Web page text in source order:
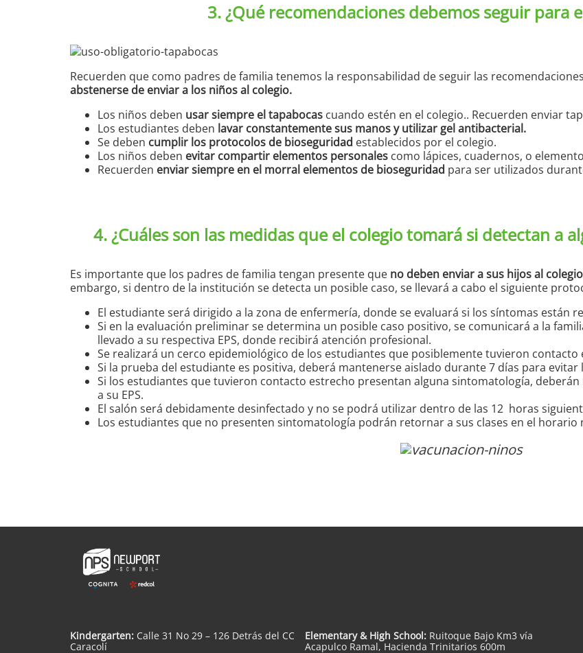
3. ¿Qué recomendaciones debemos seguir para
Recuerden que como padres de familia tenemos la responsabilidad de seguir las
abstenerse de enviar a los niños al colegio.
Los niños deben usar siempre el tapabocas cuando estén en el colegio.. Recuerden enviar
Los estudiantes deben lavar constantemente sus manos y utilizar gel antibacterial.
Se deben cumplir los protocolos de bioseguridad establecidos por el colegio.
Los niños deben evitar compartir elementos personales como lápices, cuadernos, o
Recuerden enviar siempre en el morral elementos de bioseguridad para ser utilizados
4. ¿Cuáles son las medidas que el colegio tomará si detectan a
Es importante que los padres de familia tengan presente que no deben enviar a sus hijos al
embargo, si dentro de la institución se detecta un posible caso, se llevará a cabo el siguiente
El estudiante será dirigido a la zona de enfermería, donde se evaluará si los síntomas están
Si en la evaluación preliminar se determina un posible caso positivo, se comunicará a la
llevado a su respectiva EPS, donde recibirá atención profesional.
Se realizará un cerco epidemiológico de los estudiantes que posiblemente tuvieron
Si la prueba del estudiante es positiva, deberá mantenerse aislado durante 7 días para
Si los estudiantes que tuvieron contacto estrecho presentan alguna sintomatología,
a su EPS.
El salón será debidamente desinfectado y no se podrá utilizar dentro de las 12 horas
Los estudiantes que no presenten sintomatología podrán retornar a sus clases en el horario
Kindergarten: Calle 31 No 29 – 126 Detrás del CC
Caracolí
Elementary & High School: Ruitoque Bajo Km3 vía
Acapulco Ramal, Hacienda Trinitarios 600m